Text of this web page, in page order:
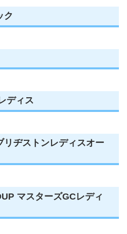
ク
ディス
リヂストンレディスオー
マスターズGCレディ